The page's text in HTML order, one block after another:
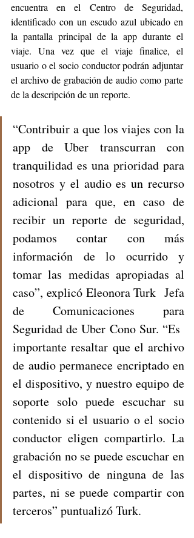
encuentra en el Centro de Seguridad,
identificado con un escudo azul ubicado en
la pantalla principal de la app durante el
viaje. Una vez que el viaje finalice, el
usuario o el socio conductor podrán adjuntar
el archivo de grabación de audio como parte
de la descripción de un reporte.
“Contribuir a que los viajes con la
app de Uber transcurran con
tranquilidad es una prioridad para
nosotros y el audio es un recurso
adicional para que, en caso de
recibir un reporte de seguridad,
podamos contar con más
información de lo ocurrido y
tomar las medidas apropiadas al
caso”, explicó Eleonora Turk  Jefa
de Comunicaciones para
Seguridad de Uber Cono Sur. “Es
importante resaltar que el archivo
de audio permanece encriptado en
el dispositivo, y nuestro equipo de
soporte solo puede escuchar su
contenido si el usuario o el socio
conductor eligen compartirlo. La
grabación no se puede escuchar en
el dispositivo de ninguna de las
partes, ni se puede compartir con
terceros” puntualizó Turk.